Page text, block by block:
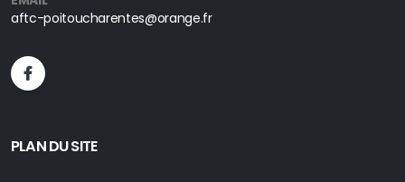
aftc-poitoucharentes@orange.fr
PLAN DU SITE